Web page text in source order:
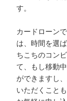
す。
カードローン
は、時間を選
ちこちのコン
て、もし移動
ができますし
いただくこと